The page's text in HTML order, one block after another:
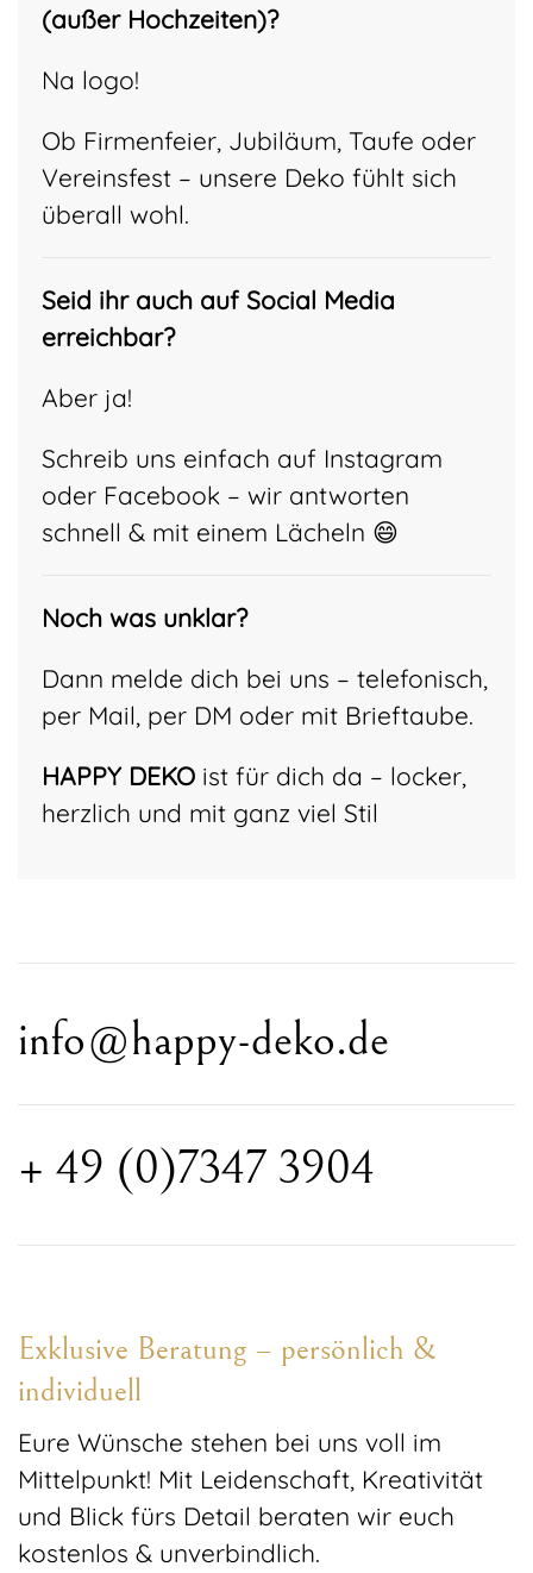
(außer Hochzeiten)?
Na logo!
Ob Firmenfeier, Jubiläum, Taufe oder
Vereinsfest – unsere Deko fühlt sich
überall wohl.
Seid ihr auch auf Social Media
erreichbar?
Aber ja!
Schreib uns einfach auf Instagram
oder Facebook – wir antworten
schnell & mit einem Lächeln 😄
Noch was unklar?
Dann melde dich bei uns – telefonisch,
per Mail, per DM oder mit Brieftaube.
HAPPY DEKO ist für dich da – locker,
herzlich und mit ganz viel Stil
info@happy-deko.de
+ 49 (0)7347 3904
Exklusive Beratung – persönlich &
individuell
Eure Wünsche stehen bei uns voll im
Mittelpunkt! Mit Leidenschaft, Kreativität
und Blick fürs Detail beraten wir euch
kostenlos & unverbindlich.